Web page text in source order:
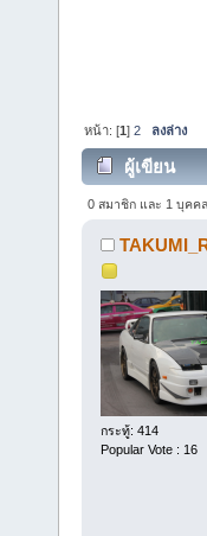
หน้า: [1]2 ลงล่าง
ผู้เขียน
(อ่าน 37625 ค
0 สมาชิก และ 1 บุคค
กระทู้: 414
Popular Vote : 16